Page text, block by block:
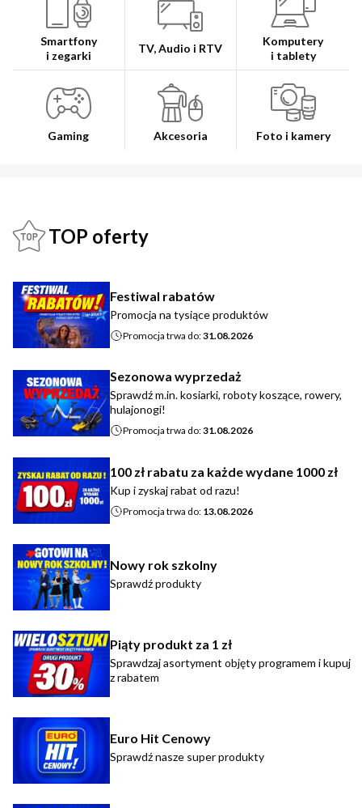
Smartfony
i zegarki
TV, Audio i RTV
Komputery
i tablety
Gaming Akcesoria Foto i kamery
TOP oferty
Festiwal rabatów
Promocja na tysiące produktów
Promocja trwa do:31.08.2026
Sezonowa wyprzedaż
Sprawdź m.in. kosiarki, roboty koszące, rowery,
hulajonogi!
Promocja trwa do:31.08.2026
100 zł rabatu za każde wydane 1000 zł
Kup i zyskaj rabat od razu!
Promocja trwa do: 13.08.2026
Nowy rok szkolny
Sprawdź produkty
Piąty produkt za 1 zł
Sprawdzaj asortyment objęty programem i kupuj
z rabatem
Euro Hit Cenowy
Sprawdź nasze super produkty